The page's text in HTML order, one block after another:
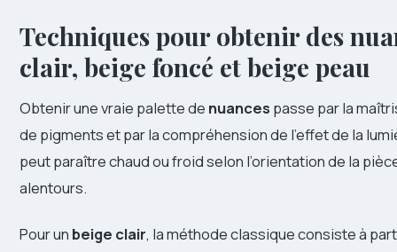
Techniques pour obtenir des
clair, beige foncé et beige peau
Obtenir une vraie palette de nuances passe par la
de pigments et par la compréhension de l’effet de la
peut paraître chaud ou froid selon l’orientation de la
alentours.
Pour un beige clair, la méthode classique consiste à